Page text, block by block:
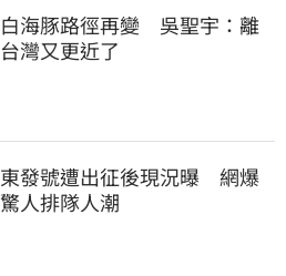
白海豚路徑再變　吳聖宇：離
台灣又更近了
東發號遭出征後現況曝　網爆
驚人排隊人潮